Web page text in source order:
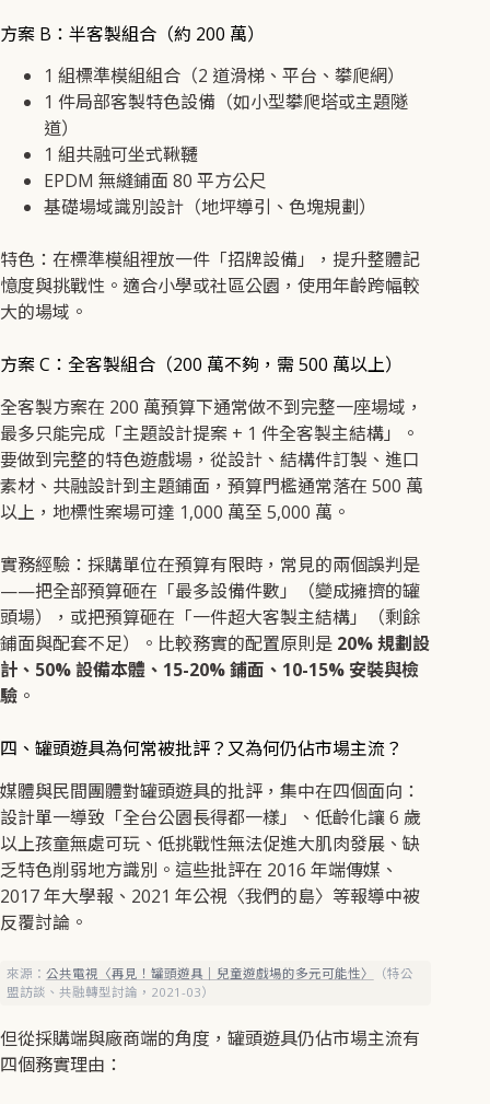
方案 B：半客製組合（約 200 萬）
1 組標準模組組合（2 道滑梯、平台、攀爬網）
1 件局部客製特色設備（如小型攀爬塔或主題隧
道）
1 組共融可坐式鞦韆
EPDM 無縫鋪面 80 平方公尺
基礎場域識別設計（地坪導引、色塊規劃）
特色：在標準模組裡放一件「招牌設備」，提升整體記
憶度與挑戰性。適合小學或社區公園，使用年齡跨幅較
大的場域。
方案 C：全客製組合（200 萬不夠，需 500 萬以上）
全客製方案在 200 萬預算下通常做不到完整一座場域，
最多只能完成「主題設計提案 + 1 件全客製主結構」。
要做到完整的特色遊戲場，從設計、結構件訂製、進口
素材、共融設計到主題鋪面，預算門檻通常落在 500 萬
以上，地標性案場可達 1,000 萬至 5,000 萬。
實務經驗：採購單位在預算有限時，常見的兩個誤判是
——把全部預算砸在「最多設備件數」（變成擁擠的罐
頭場），或把預算砸在「一件超大客製主結構」（剩餘
鋪面與配套不足）。比較務實的配置原則是 20% 規劃設
計、50% 設備本體、15-20% 鋪面、10-15% 安裝與檢
驗 。
四、罐頭遊具為何常被批評？又為何仍佔市場主流？
媒體與民間團體對罐頭遊具的批評，集中在四個面向：
設計單一導致「全台公園長得都一樣」、低齡化讓 6 歲
以上孩童無處可玩、低挑戰性無法促進大肌肉發展、缺
乏特色削弱地方識別。這些批評在 2016 年端傳媒、
2017 年大學報、2021 年公視〈我們的島〉等報導中被
反覆討論。
來源： 公共電視〈再見！罐頭遊具｜兒童遊戲場的多元可能性〉
（特公
盟訪談、共融轉型討論，2021-03）
但從採購端與廠商端的角度，罐頭遊具仍佔市場主流有
四個務實理由：